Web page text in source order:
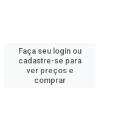
Faça seu login ou
cadastre-se para
ver preços e
comprar